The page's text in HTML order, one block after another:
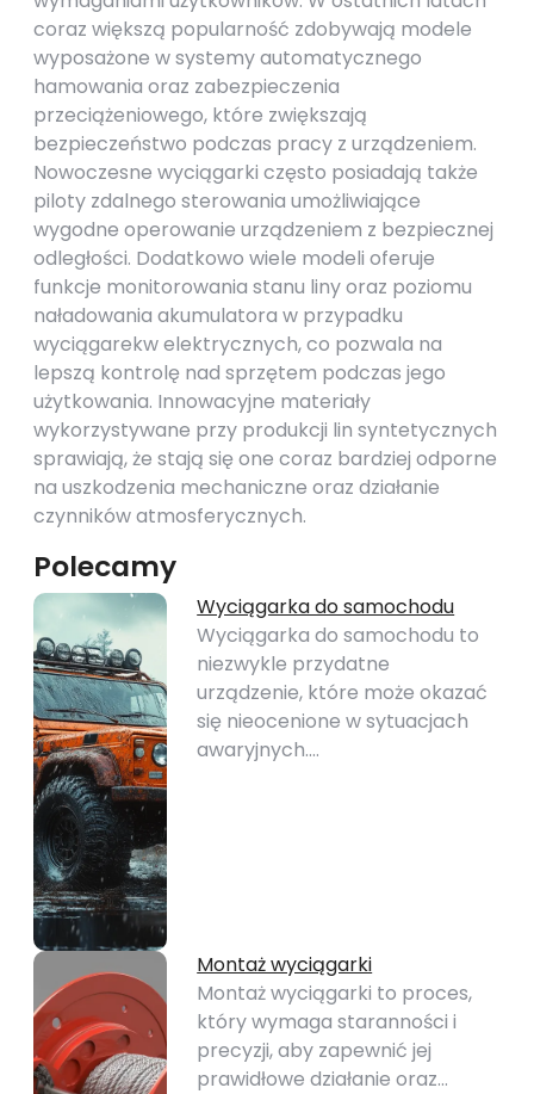
coraz większą popularność zdobywają modele
wyposażone w systemy automatycznego
hamowania oraz zabezpieczenia
przeciążeniowego, które zwiększają
bezpieczeństwo podczas pracy z urządzeniem.
Nowoczesne wyciągarki często posiadają także
piloty zdalnego sterowania umożliwiające
wygodne operowanie urządzeniem z bezpiecznej
odległości. Dodatkowo wiele modeli oferuje
funkcje monitorowania stanu liny oraz poziomu
naładowania akumulatora w przypadku
wyciągarekw elektrycznych, co pozwala na
lepszą kontrolę nad sprzętem podczas jego
użytkowania. Innowacyjne materiały
wykorzystywane przy produkcji lin syntetycznych
sprawiają, że stają się one coraz bardziej odporne
na uszkodzenia mechaniczne oraz działanie
czynników atmosferycznych.
Polecamy
Wyciągarka do samochodu
Wyciągarka do samochodu to
niezwykle przydatne
urządzenie, które może okazać
się nieocenione w sytuacjach
awaryjnych.…
Montaż wyciągarki
Montaż wyciągarki to proces,
który wymaga staranności i
precyzji, aby zapewnić jej
prawidłowe działanie oraz…